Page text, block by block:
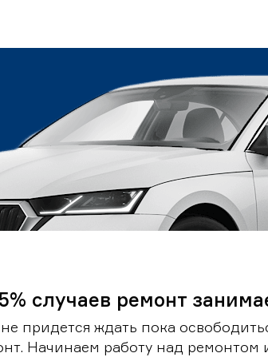
случаев ремонт
придется ждать пока
Начинаем работу над ремонтом